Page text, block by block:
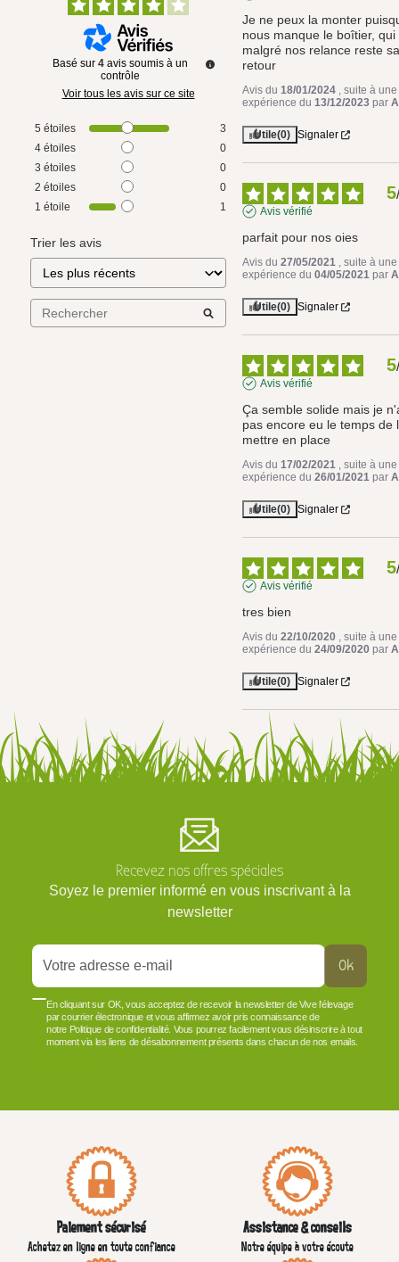
Basé sur 4 avis soumis à un
contrôle
Voir tous les avis sur ce site
5 étoiles
3
4 étoiles
0
3 étoiles
0
2 étoiles
0
1 étoile 1
Trier les avis
Je ne peux la monter
nous manque le boîtier, qui
malgré nos relance reste
retour
Avis du18/01/2024 , suite à une
expérience du13/12/2023 par
Utile(0) Signaler
5
Avis vérifié
parfait pour nos oies
Avis du27/05/2021 , suite à une
expérience du04/05/2021 par
Utile(0) Signaler
5
Avis vérifié
Ça semble solide mais je
pas encore eu le temps de
mettre en place
Avis du17/02/2021 , suite à une
expérience du26/01/2021 par
Utile(0) Signaler
5
Avis vérifié
tres bien
Avis du22/10/2020 , suite à une
expérience du24/09/2020 par
Utile(0) Signaler
Recevez nos offres spéciales
Soyez le premier informé en vous inscrivant à la
newsletter
Ok
En cliquant sur OK, vous acceptez de recevoir la newsletter de Vive l'élevage
par courrier électronique et vous affirmez avoir pris connaissance de
notre Politique de confidentialité. Vous pourrez facilement vous désinscrire à tout
moment via les liens de désabonnement présents dans chacun de nos emails.
Paiement sécurisé
Achetez en ligne en toute confiance
Assistance & conseils
Notre équipe à votre écoute